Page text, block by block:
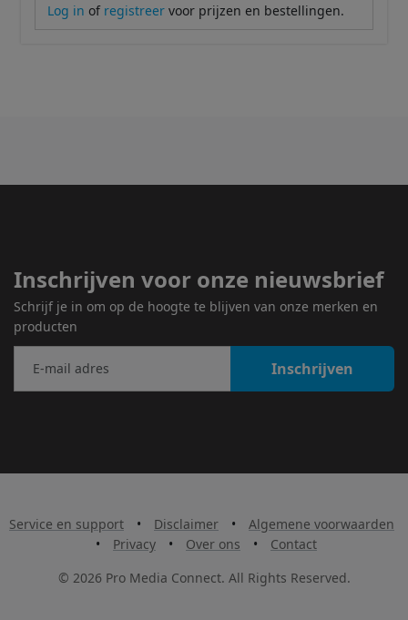
Log in of registreervoor prijzen en bestellingen.
Inschrijven voor onze nieuwsbrief
Schrijf je in om op de hoogte te blijven van onze merken en
producten
Inschrijven
Service en support • Disclaimer •
Algemene voorwaarden
•
Privacy • Over ons •
Contact
© 2026 Pro Media Connect. All Rights Reserved.